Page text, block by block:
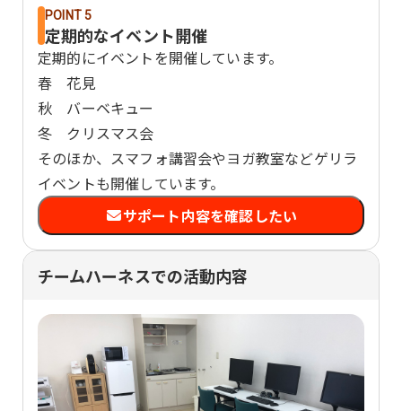
POINT 5
定期的なイベント開催
定期的にイベントを開催しています。
春 花見
秋 バーベキュー
冬 クリスマス会
そのほか、スマフォ講習会やヨガ教室などゲリラ
イベントも開催しています。
サポート内容を確認したい
チームハーネスでの活動内容